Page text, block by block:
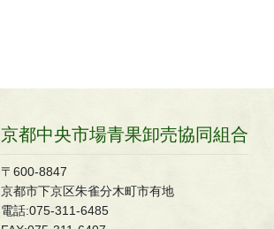
京都中央市場青果卸売協同組合
〒600-8847
京都市下京区朱雀分木町市有地
電話:075-311-6485